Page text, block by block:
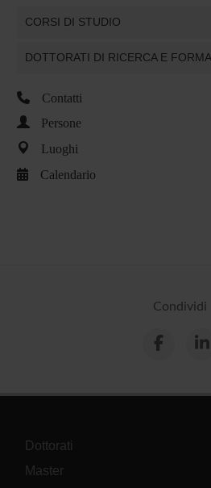
CORSI DI STUDIO
DOTTORATI DI RICERCA E
Contatti
Persone
Luoghi
Calendario
Condividi
Dottorati
Master